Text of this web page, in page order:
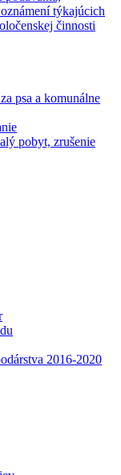
týkajúcich
činnosti
psa a komunálne
pobyt, zrušenie
2016-2020